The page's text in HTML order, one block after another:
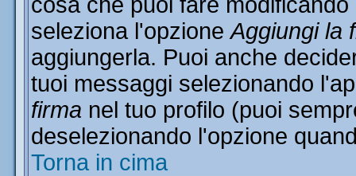
seleziona l'opzioneAggiungi la
aggiungerla. Puoi anche
tuoi messaggi selezionando
firma nel tuo profilo (puoi
deselezionando l'opzione
Torna in cima